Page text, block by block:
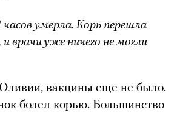
часов умерла. Корь перешла
врачи уже ничего не могли
вакцины еще не было.
болел корью. Большинство